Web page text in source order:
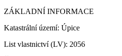
ZÁKLADNÍ INFORMACE
Katastrální území: Úpice
List vlastnictví (LV): 2056